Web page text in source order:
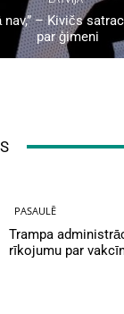
nav,” – Kivičs
par ģimeni
PASAULĒ
Trampa
rīkojumu par